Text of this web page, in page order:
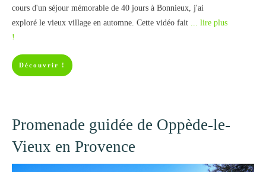
cours d'un séjour mémorable de 40 jours à Bonnieux, j'ai
exploré le vieux village en automne. Cette vidéo fait ... lire plus
!
Découvrir !
Promenade guidée de Oppède-le-
Vieux en Provence